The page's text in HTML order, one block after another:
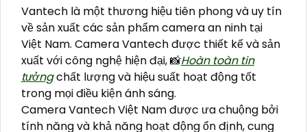
Vantech là một thương hiệu tiên phong và uy tín
về sản xuất các sản phẩm camera an ninh tại
Việt Nam. Camera Vantech được thiết kế và sản
xuất với công nghệ hiện đại, 📸Hoàn toàn tin
tưởngchất lượng và hiệu suất hoạt động tốt
trong mọi điều kiện ánh sáng.
Camera Vantech Việt Nam được ưa chuộng bởi
tính năng và khả năng hoạt động ổn định, cung